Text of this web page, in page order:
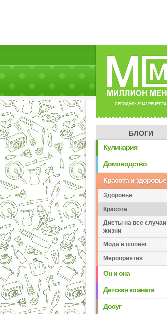
СЕГОДНЯ: 39142 РЕЦЕПТА
БЛОГИ
Кулинария
Домоводство
Красота и здоровье
Здоровье
Красота
Диеты на все случаи
жизни
Мода и шопинг
Мероприятия
Он и она
Детская комната
Досуг